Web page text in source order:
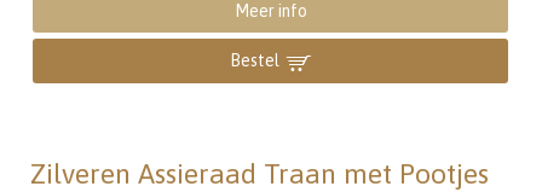
Meer info
Bestel
Zilveren Assieraad Traan met Pootjes